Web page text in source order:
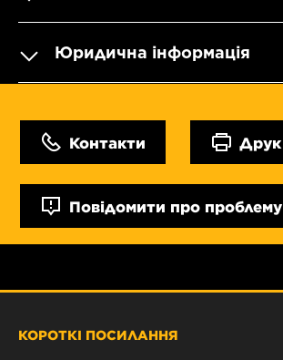
Юридична інформація
Контакти Друк
Повідомити про проблему
КОРОТКІ ПОСИЛАННЯ